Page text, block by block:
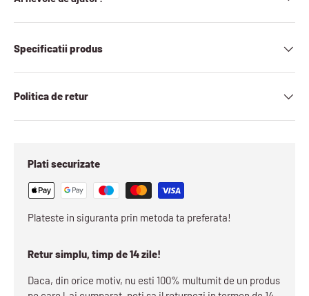
Specificatii produs
Politica de retur
Plati securizate
Plateste in siguranta prin metoda ta preferata!
Retur simplu, timp de 14 zile!
Daca, din orice motiv, nu esti 100% multumit de un produs